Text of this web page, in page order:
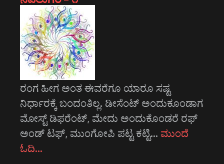
ರಂಗ ಹೀಗ ಅಂತ ಈವರೆಗೂ ಯಾರೂ ಸಷ್ಟ
ನಿರ್ಧಾರಕ್ಕೆ ಬಂದಂತಿಲ್ಲ. ಡೀಸೆಂಟ್ ಅಂದುಕೂಂಡಾಗ
ಮೋಸ್ಟ್‌ ಡಿಫರೆಂಟ್‌, ಮೇದು ಅಂದುಕೊಂಡರೆ ರಫ್
ಅಂಡ್ ಟಫ್, ಮುಂಗೋಪಿ ಪಟ್ಟ ಕಟ್ಟಿ… ಮುಂದೆ
ಓದಿ…